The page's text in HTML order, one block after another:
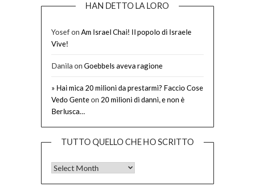
HAN DETTO LA LORO
Yosefon Am Israel Chai! Il popolo di Israele
Vive!
Danila on Goebbels aveva ragione
» Hai mica 20 milioni da prestarmi? Faccio Cose
Vedo Genteon 20 milioni di danni, e non è
Berlusca…
TUTTO QUELLO CHE HO SCRITTO
Tutto quello che ho scritto